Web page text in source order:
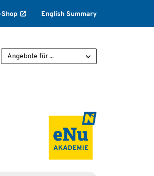
English Summary
Angebote für ...